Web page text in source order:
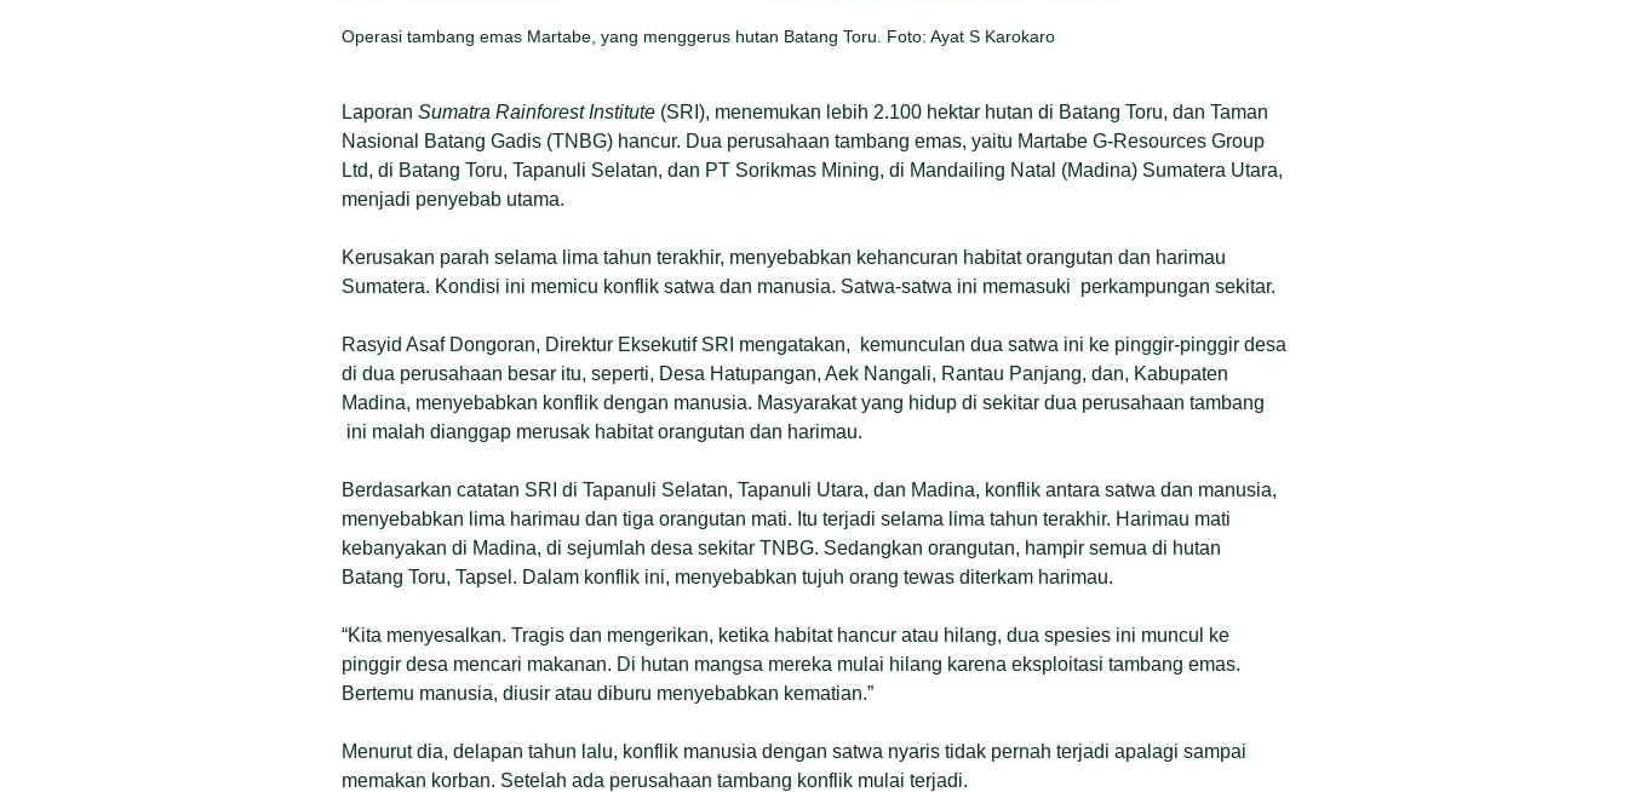
Operasi tambang emas Martabe, yang menggerus hutan Batang Toru. Foto: Ayat S Karokaro
Laporan Sumatra Rainforest Institute (SRI), menemukan lebih 2.100 hektar hutan di Batang Toru, dan Taman
Nasional Batang Gadis (TNBG) hancur. Dua perusahaan tambang emas, yaitu Martabe G-Resources Group
Ltd, di Batang Toru, Tapanuli Selatan, dan PT Sorikmas Mining, di Mandailing Natal (Madina) Sumatera Utara,
menjadi penyebab utama.
Kerusakan parah selama lima tahun terakhir, menyebabkan kehancuran habitat orangutan dan harimau
Sumatera. Kondisi ini memicu konflik satwa dan manusia. Satwa-satwa ini memasuki perkampungan sekitar.
Rasyid Asaf Dongoran, Direktur Eksekutif SRI mengatakan, kemunculan dua satwa ini ke pinggir-pinggir desa
di dua perusahaan besar itu, seperti, Desa Hatupangan, Aek Nangali, Rantau Panjang, dan, Kabupaten
Madina, menyebabkan konflik dengan manusia. Masyarakat yang hidup di sekitar dua perusahaan tambang
ini malah dianggap merusak habitat orangutan dan harimau.
Berdasarkan catatan SRI di Tapanuli Selatan, Tapanuli Utara, dan Madina, konflik antara satwa dan manusia,
menyebabkan lima harimau dan tiga orangutan mati. Itu terjadi selama lima tahun terakhir. Harimau mati
kebanyakan di Madina, di sejumlah desa sekitar TNBG. Sedangkan orangutan, hampir semua di hutan
Batang Toru, Tapsel. Dalam konflik ini, menyebabkan tujuh orang tewas diterkam harimau.
“Kita menyesalkan. Tragis dan mengerikan, ketika habitat hancur atau hilang, dua spesies ini muncul ke
pinggir desa mencari makanan. Di hutan mangsa mereka mulai hilang karena eksploitasi tambang emas.
Bertemu manusia, diusir atau diburu menyebabkan kematian.”
Menurut dia, delapan tahun lalu, konflik manusia dengan satwa nyaris tidak pernah terjadi apalagi sampai
memakan korban. Setelah ada perusahaan tambang konflik mulai terjadi.